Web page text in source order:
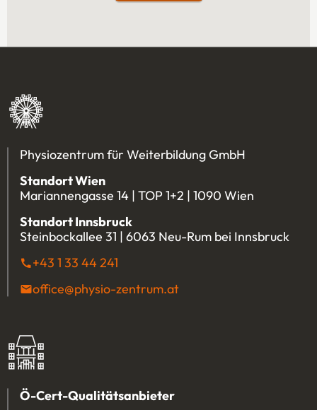
Physiozentrum für Weiterbildung GmbH
Standort Wien
Mariannengasse 14 | TOP 1+2 | 1090 Wien
Standort Innsbruck
Steinbockallee 31 | 6063 Neu-Rum bei Innsbruck
+43 1 33 44 241
office@physio-zentrum.at
Ö-Cert-Qualitätsanbieter